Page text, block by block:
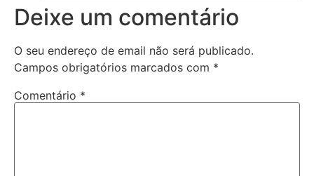
Deixe um comentário
O seu endereço de email não será publicado.
Campos obrigatórios marcados com *
Comentário *